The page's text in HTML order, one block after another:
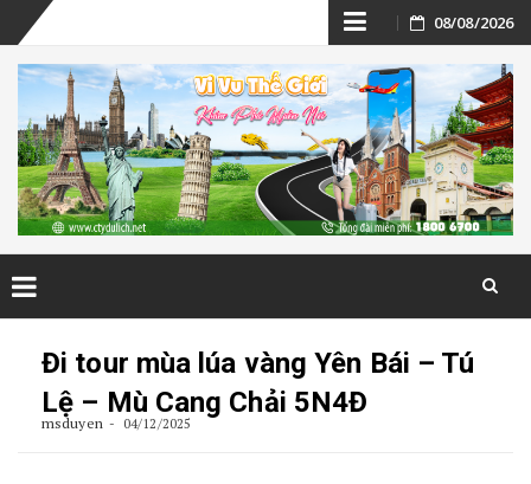
Skip
to
content
08/08/2026
Đi tour mùa lúa vàng Yên Bái – Tú
Lệ – Mù Cang Chải 5N4Đ
msduyen 04/12/2025